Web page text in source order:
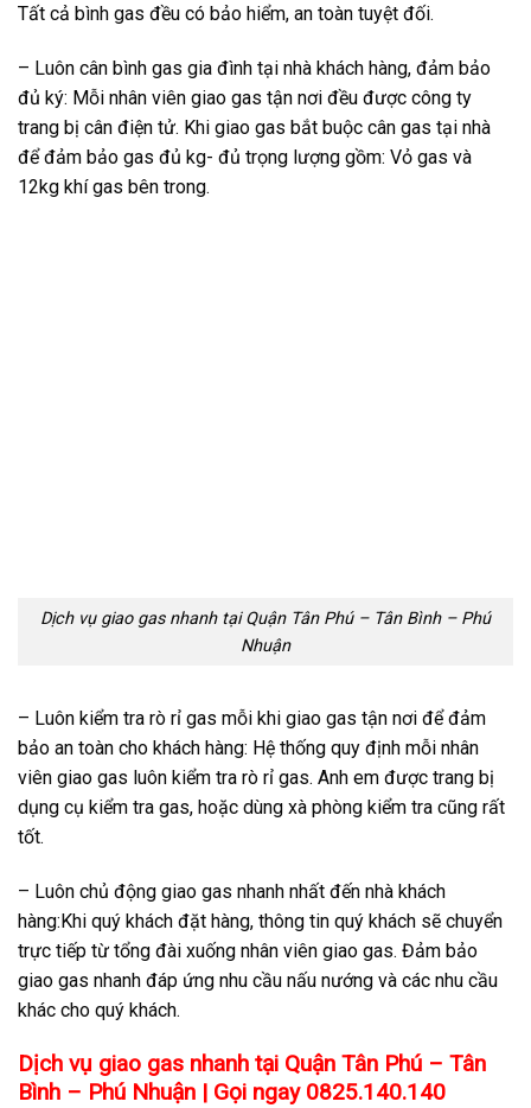
Tất cả bình gas đều có bảo hiểm, an toàn tuyệt đối.
– Luôn cân bình gas gia đình tại nhà khách hàng, đảm bảo
đủ ký: Mỗi nhân viên giao gas tận nơi đều được công ty
trang bị cân điện tử. Khi giao gas bắt buộc cân gas tại nhà
để đảm bảo gas đủ kg- đủ trọng lượng gồm: Vỏ gas và
12kg khí gas bên trong.
Dịch vụ giao gas nhanh tại Quận Tân Phú – Tân Bình – Phú
Nhuận
– Luôn kiểm tra rò rỉ gas mỗi khi giao gas tận nơi để đảm
bảo an toàn cho khách hàng: Hệ thống quy định mỗi nhân
viên giao gas luôn kiểm tra rò rỉ gas. Anh em được trang bị
dụng cụ kiểm tra gas, hoặc dùng xà phòng kiểm tra cũng rất
tốt.
– Luôn chủ động giao gas nhanh nhất đến nhà khách
hàng:Khi quý khách đặt hàng, thông tin quý khách sẽ chuyển
trực tiếp từ tổng đài xuống nhân viên giao gas. Đảm bảo
giao gas nhanh đáp ứng nhu cầu nấu nướng và các nhu cầu
khác cho quý khách.
Dịch vụ giao gas nhanh tại Quận Tân Phú – Tân
Bình – Phú Nhuận | Gọi ngay 0825.140.140